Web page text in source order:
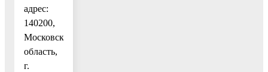
адрес:
140200,
Московская
область,
г.